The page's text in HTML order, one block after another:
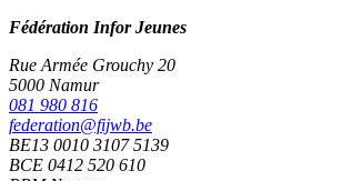
Fédération Infor Jeunes
Rue Armée Grouchy 20
5000 Namur
081 980 816
federation@fijwb.be
BE13 0010 3107 5139
BCE 0412 520 610